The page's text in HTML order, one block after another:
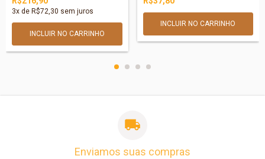
3x de R$72,30 sem juros
Enviamos suas compras